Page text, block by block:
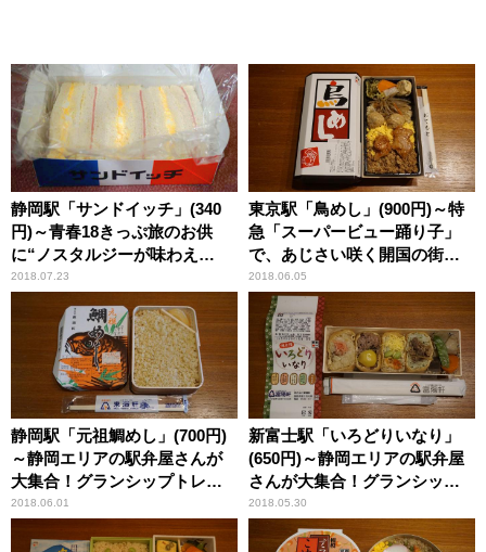
静岡駅「サンドイッチ」(340
円)～青春18きっぷ旅のお供
に“ノスタルジーが味わえ
る”駅弁！
2018.07.23
東京駅「鳥めし」(900円)～特
急「スーパービュー踊り子」
で、あじさい咲く開国の街・
下田へ
2018.06.05
静岡駅「元祖鯛めし」(700円)
～静岡エリアの駅弁屋さんが
大集合！グランシップトレイ
ンフェスタ2018⑤
2018.06.01
新富士駅「いろどりいなり」
(650円)～静岡エリアの駅弁屋
さんが大集合！グランシップ
トレインフェスタ2018④
2018.05.30